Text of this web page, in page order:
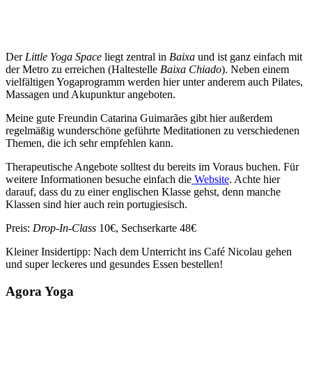
Der Little Yoga Space liegt zentral in Baixa und ist ganz einfach mit
der Metro zu erreichen (Haltestelle Baixa Chiado). Neben einem
vielfältigen Yogaprogramm werden hier unter anderem auch Pilates,
Massagen und Akupunktur angeboten.
Meine gute Freundin Catarina Guimarães gibt hier außerdem
regelmäßig wunderschöne geführte Meditationen zu verschiedenen
Themen, die ich sehr empfehlen kann.
Therapeutische Angebote solltest du bereits im Voraus buchen. Für
weitere Informationen besuche einfach die Website. Achte hier
darauf, dass du zu einer englischen Klasse gehst, denn manche
Klassen sind hier auch rein portugiesisch.
Preis: Drop-In-Class 10€, Sechserkarte 48€
Kleiner Insidertipp: Nach dem Unterricht ins Café Nicolau gehen
und super leckeres und gesundes Essen bestellen!
Agora Yoga